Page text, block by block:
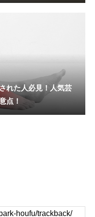
れた人必見！人気芸
点！